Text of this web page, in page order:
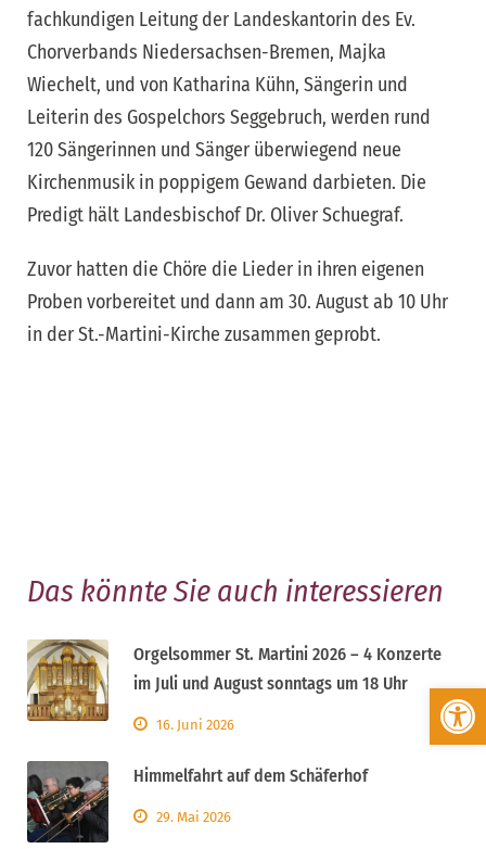
Werkzeugleiste öffnen
fachkundigen Leitung der Landeskantorin des Ev.
Chorverbands Niedersachsen-Bremen, Majka
Wiechelt, und von Katharina Kühn, Sängerin und
Leiterin des Gospelchors Seggebruch, werden rund
120 Sängerinnen und Sänger überwiegend neue
Kirchenmusik in poppigem Gewand darbieten. Die
Predigt hält Landesbischof Dr. Oliver Schuegraf.
Zuvor hatten die Chöre die Lieder in ihren eigenen
Proben vorbereitet und dann am 30. August ab 10 Uhr
in der St.-Martini-Kirche zusammen geprobt.
Das könnte Sie auch interessieren
Orgelsommer St. Martini 2026 – 4 Konzerte
im Juli und August sonntags um 18 Uhr
16. Juni 2026
Himmelfahrt auf dem Schäferhof
29. Mai 2026